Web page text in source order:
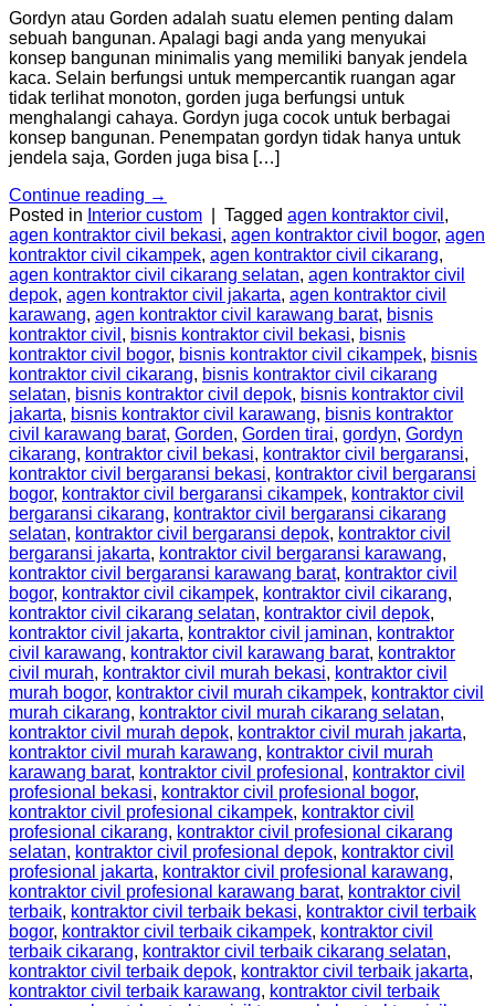
Gordyn atau Gorden adalah suatu elemen penting dalam
sebuah bangunan. Apalagi bagi anda yang menyukai
konsep bangunan minimalis yang memiliki banyak jendela
kaca. Selain berfungsi untuk mempercantik ruangan agar
tidak terlihat monoton, gorden juga berfungsi untuk
menghalangi cahaya. Gordyn juga cocok untuk berbagai
konsep bangunan. Penempatan gordyn tidak hanya untuk
jendela saja, Gorden juga bisa […]
Continue reading →
Posted in Interior custom Tagged agen kontraktor civil ,
agen kontraktor civil bekasi, agen kontraktor civil bogor, agen
kontraktor civil cikampek, agen kontraktor civil cikarang,
agen kontraktor civil cikarang selatan, agen kontraktor civil
depok, agen kontraktor civil jakarta, agen kontraktor civil
karawang, agen kontraktor civil karawang barat, bisnis
kontraktor civil , bisnis kontraktor civil bekasi, bisnis
kontraktor civil bogor, bisnis kontraktor civil cikampek, bisnis
kontraktor civil cikarang, bisnis kontraktor civil cikarang
selatan, bisnis kontraktor civil depok, bisnis kontraktor civil
jakarta, bisnis kontraktor civil karawang, bisnis kontraktor
civil karawang barat, Gorden, Gorden tirai, gordyn, Gordyn
cikarang, kontraktor civil bekasi, kontraktor civil bergaransi,
kontraktor civil bergaransi bekasi, kontraktor civil bergaransi
bogor, kontraktor civil bergaransi cikampek, kontraktor civil
bergaransi cikarang, kontraktor civil bergaransi cikarang
selatan, kontraktor civil bergaransi depok, kontraktor civil
bergaransi jakarta, kontraktor civil bergaransi karawang,
kontraktor civil bergaransi karawang barat, kontraktor civil
bogor, kontraktor civil cikampek, kontraktor civil cikarang,
kontraktor civil cikarang selatan, kontraktor civil depok,
kontraktor civil jakarta, kontraktor civil jaminan, kontraktor
civil karawang, kontraktor civil karawang barat, kontraktor
civil murah, kontraktor civil murah bekasi, kontraktor civil
murah bogor, kontraktor civil murah cikampek, kontraktor civil
murah cikarang, kontraktor civil murah cikarang selatan,
kontraktor civil murah depok, kontraktor civil murah jakarta,
kontraktor civil murah karawang, kontraktor civil murah
karawang barat, kontraktor civil profesional , kontraktor civil
profesional bekasi, kontraktor civil profesional bogor,
kontraktor civil profesional cikampek, kontraktor civil
profesional cikarang, kontraktor civil profesional cikarang
selatan, kontraktor civil profesional depok, kontraktor civil
profesional jakarta, kontraktor civil profesional karawang,
kontraktor civil profesional karawang barat, kontraktor civil
terbaik, kontraktor civil terbaik bekasi, kontraktor civil terbaik
bogor, kontraktor civil terbaik cikampek, kontraktor civil
terbaik cikarang, kontraktor civil terbaik cikarang selatan,
kontraktor civil terbaik depok, kontraktor civil terbaik jakarta,
kontraktor civil terbaik karawang, kontraktor civil terbaik